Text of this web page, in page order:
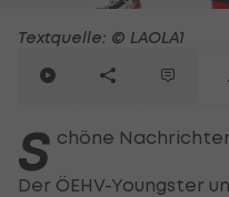
Textquelle: © LAOLA1
S chöne
Der ÖEHV-Youngster